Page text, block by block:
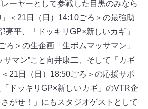
ーヤーとして参戦した目黒のみなら
＜21日（日）14:10ごろ＞の最強助
亮平、「ドッキリGP×新しいカギ」
ろ＞の生企画「生ボムマッサマン」
サマン”こと向井康二、そして「カギ
21日（日）18:50ごろ＞の応援サポ
ドッキリGP×新しいカギ」のVTR企
がせ！」にもスタジオゲストとして